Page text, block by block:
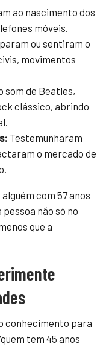
ao nascimento dos
móveis.
ou sentiram o
movimentos
som de Beatles,
clássico, abrindo
Testemunharam
o mercado de
com 57 anos
pessoa não só no
que a
conhecimento para
tem 45 anos